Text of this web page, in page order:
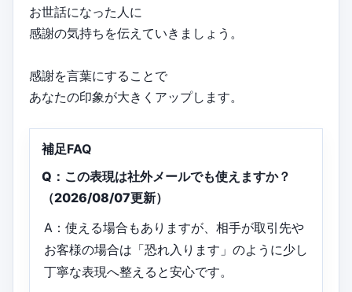
お世話になった人に
感謝の気持ちを伝えていきましょう。
感謝を言葉にすることで
あなたの印象が大きくアップします。
補足FAQ
Q：この表現は社外メールでも使えますか？
（2026/08/07更新）
A：使える場合もありますが、相手が取引先や
お客様の場合は「恐れ入ります」のように少し
丁寧な表現へ整えると安心です。